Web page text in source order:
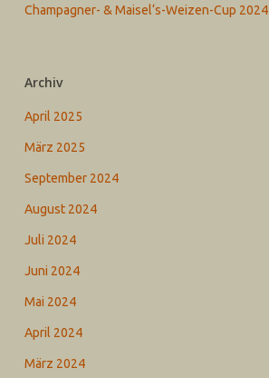
Champagner- & Maisel‘s-Weizen-Cup 2024
Archiv
April 2025
März 2025
September 2024
August 2024
Juli 2024
Juni 2024
Mai 2024
April 2024
März 2024